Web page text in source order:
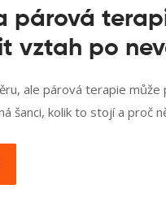
párová
vztah po
ale párová terapie
šanci, kolik to stojí a proč